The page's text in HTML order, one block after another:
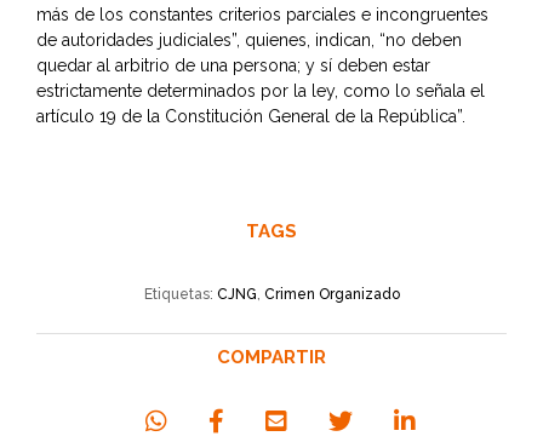
más de los constantes criterios parciales e incongruentes
de autoridades judiciales”, quienes, indican, “no deben
quedar al arbitrio de una persona; y sí deben estar
estrictamente determinados por la ley, como lo señala el
artículo 19 de la Constitución General de la República”.
TAGS
Etiquetas: CJNG Crimen Organizado
COMPARTIR